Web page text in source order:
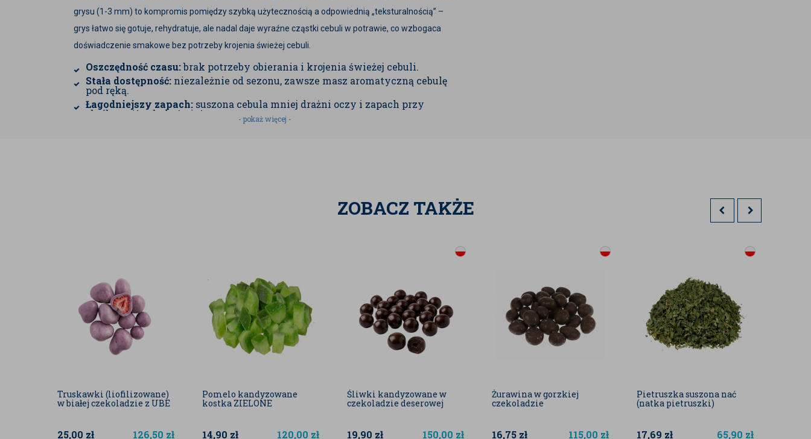
grysu (1-3 mm) to kompromis pomiędzy szybką użytecznością a odpowiednią „teksturalnością” –
grys łatwo się gotuje, rehydratuje, ale nadal daje wyraźne cząstki cebuli w potrawie, co wzbogaca
doświadczenie smakowe bez potrzeby krojenia świeżej cebuli.
Oszczędność czasu:brak potrzeby obierania i krojenia świeżej cebuli.
Stała dostępność: niezależnie od sezonu, zawsze masz aromatyczną cebulę
pod ręką.
Łagodniejszy zapach: suszona cebula mniej drażni oczy i zapach przy
obróbce niż cebula świeża.
po namoczeniu lub gotowaniu szybko uwalnia swój
Jako dodatek do zup i bulionów — jarzynowych, pomidorowych, rosół,
W daniach jednogarnkowych — gulasze, leczo, zapiekanki, potrawy z ryżem.
Farsze — pierogi, krokiety, placki ziemniaczane — tam, gdzie potrzebna jest
konsystencja cebuli.
Warzywa duszone lub pieczone — efektowne aromatyczne dodatki.
Sałatki suchsze lub z dodatkiem płynu — grys dodaje tekstury i smaku.
Charakter cebuli suszonej grys to wyraźny, cebulowy smak z lekką słodyczą i łagodną ostrością. Po
Przechowywać w suchym, chłodnym i zacienionym miejscu.
oraz zapachy z otoczenia.
- pokaż więcej -
ZOBACZ TAKŻE
Truskawki (liofilizowane)
w białej czekoladzie z UBE
25,00 zł 126,50 zł
Pomelo kandyzowane
kostka ZIELONE
14,90 zł 120,00 zł
Śliwki kandyzowane w
czekoladzie deserowej
19,90 zł 150,00 zł
Żurawina w gorzkiej
czekoladzie
16,75 zł 115,00 zł
Pietruszka suszona nać
(natka pietruszki)
17,69 zł 65,90 zł